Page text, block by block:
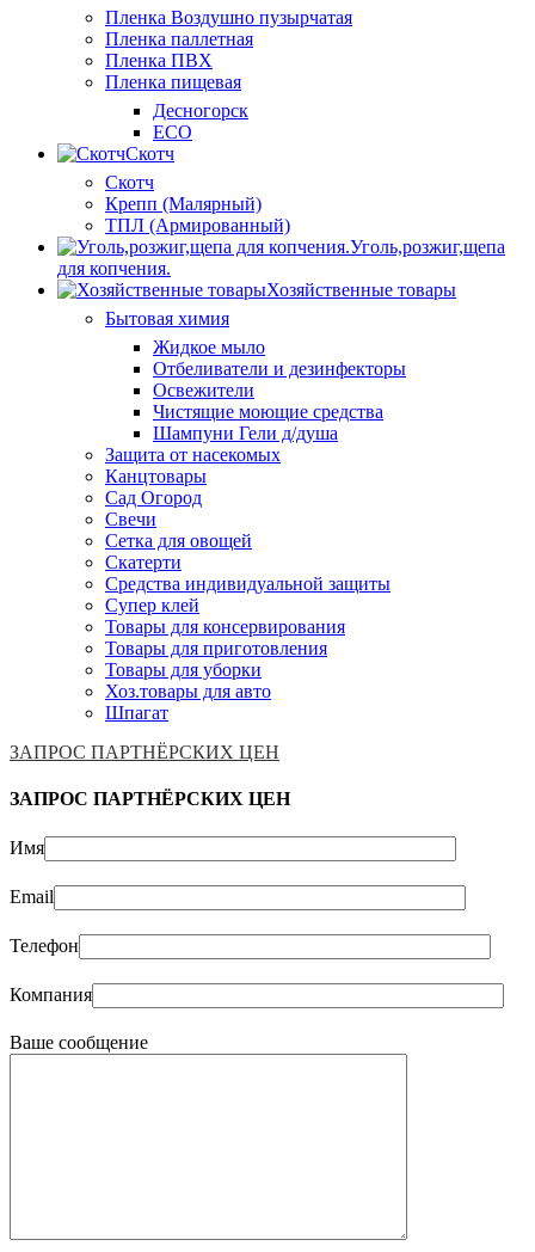
Пленка Воздушно пузырчатая
Пленка паллетная
Пленка ПВХ
Пленка пищевая
Десногорск
ECO
Скотч
Скотч
Крепп (Малярный)
ТПЛ (Армированный)
Уголь,розжиг,щепа
для копчения.
Хозяйственные товары
Бытовая химия
Жидкое мыло
Отбеливатели и дезинфекторы
Освежители
Чистящие моющие средства
Шампуни Гели д/душа
Защита от насекомых
Канцтовары
Сад Огород
Свечи
Сетка для овощей
Скатерти
Средства индивидуальной защиты
Супер клей
Товары для консервирования
Товары для приготовления
Товары для уборки
Хоз.товары для авто
Шпагат
ЗАПРОС ПАРТНЁРСКИХ ЦЕН
ЗАПРОС ПАРТНЁРСКИХ ЦЕН
Имя
Email
Телефон
Компания
Ваше сообщение